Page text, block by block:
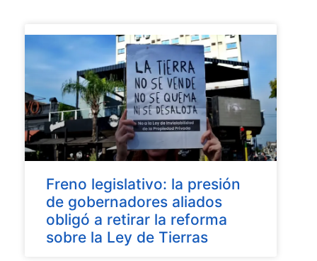
Freno legislativo: la presión
de gobernadores aliados
obligó a retirar la reforma
sobre la Ley de Tierras